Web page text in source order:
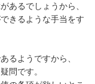
あるでしょうから、
きるような手当をす
るようですから、
問です。